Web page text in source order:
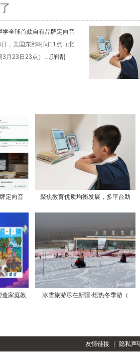
学全球首款自有品牌定向音
，美国东部时间11点（北
3月23日23点）....[详情]
定向音 聚焦教育优质均衡发展，多平台助
造家庭教 冰雪旅游尽在新疆·焐热冬季游（
友情链接 隐私声